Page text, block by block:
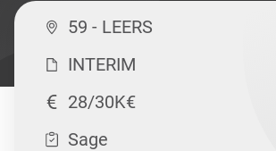
59 - LEERS
INTERIM
28/30K€
Sage